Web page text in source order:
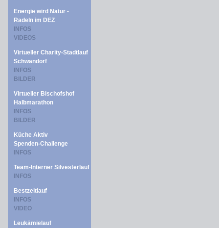
Energie wird Natur -
Radeln im DEZ
INFOS
VIDEOS
Virtueller Charity-Stadtlauf
Schwandorf
INFOS
BILDER
Virtueller Bischofshof
Halbmarathon
INFOS
BILDER
Küche Aktiv
Spenden-Challenge
INFOS
Team-Interner Silvesterlauf
INFOS
Bestzeitlauf
INFOS
VIDEO
Leukämielauf